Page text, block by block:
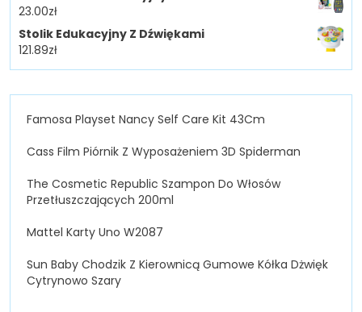
23.00zł
Stolik Edukacyjny Z Dźwiękami
121.89zł
Famosa Playset Nancy Self Care Kit 43Cm
Cass Film Piórnik Z Wyposażeniem 3D Spiderman
The Cosmetic Republic Szampon Do Włosów
Przetłuszczających 200ml
Mattel Karty Uno W2087
Sun Baby Chodzik Z Kierownicą Gumowe Kółka Dżwięk
Cytrynowo Szary